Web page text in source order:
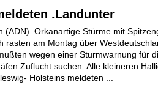
.Landunter
(ADN). Orkanartige Stürme mit
rasten am Montag über
wegen einer Sturmwarnung für
Zuflucht suchen. Alle kleineren
Holsteins meldeten ...